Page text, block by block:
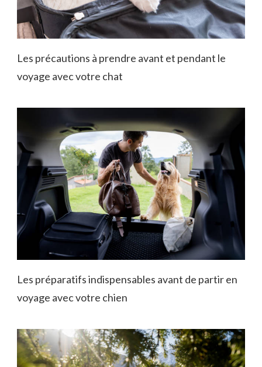
Les précautions à prendre avant et pendant le
voyage avec votre chat
Les préparatifs indispensables avant de partir en
voyage avec votre chien